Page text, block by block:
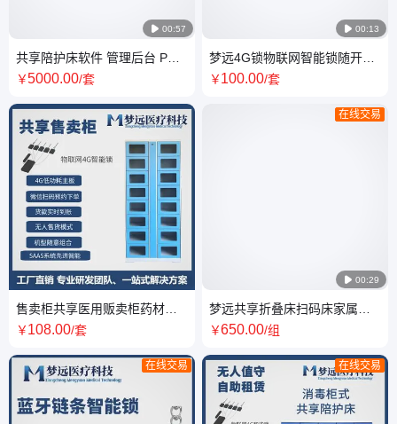
 00:57
共享陪护床软件 管理后台 PC
端 移动端 后台定制！小程序定
￥5000.00/套
售卖柜共享医用贩卖柜药材随
取柜智能扫码自主医柜
￥108.00/套
在线交易
 00:13
梦远4G锁物联网智能锁随开随
还自动结束免外接电源
￥100.00/套
 00:29
在线交易
梦远共享折叠床扫码床家属自
助扫码带桩位陪护
￥650.00/组
在线交易